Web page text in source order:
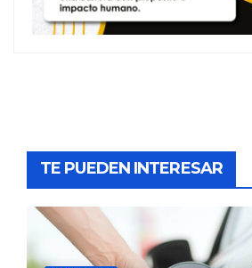
TE PUEDEN INTERESAR